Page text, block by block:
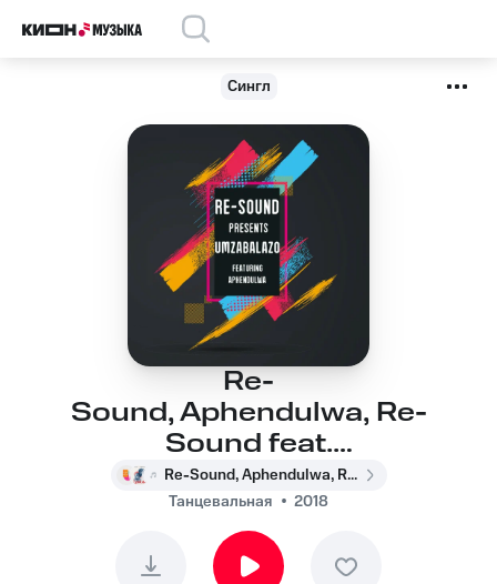
Сингл
Re-
Sound, Aphendulwa, Re-
Sound feat.
Aphendulwa -
Umzabalazo
Re-Sound, Aphendulwa, Re-Sound feat. Aphendulwa
Танцевальная
2018